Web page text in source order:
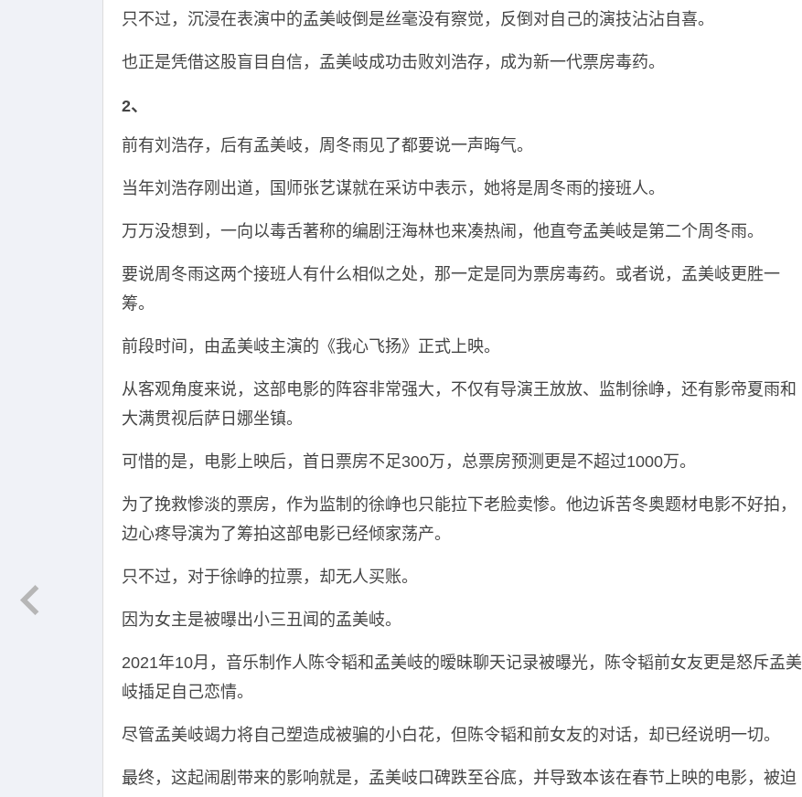
只不过，沉浸在表演中的孟美岐倒是丝毫没有察觉，反倒对自己的演技沾沾自喜。
也正是凭借这股盲目自信，孟美岐成功击败刘浩存，成为新一代票房毒药。
2、
前有刘浩存，后有孟美岐，周冬雨见了都要说一声晦气。
当年刘浩存刚出道，国师张艺谋就在采访中表示，她将是周冬雨的接班人。
万万没想到，一向以毒舌著称的编剧汪海林也来凑热闹，他直夸孟美岐是第二个周冬雨。
要说周冬雨这两个接班人有什么相似之处，那一定是同为票房毒药。或者说，孟美岐更胜一
筹。
前段时间，由孟美岐主演的《我心飞扬》正式上映。
从客观角度来说，这部电影的阵容非常强大，不仅有导演王放放、监制徐峥，还有影帝夏雨和
大满贯视后萨日娜坐镇。
可惜的是，电影上映后，首日票房不足300万，总票房预测更是不超过1000万。
为了挽救惨淡的票房，作为监制的徐峥也只能拉下老脸卖惨。他边诉苦冬奥题材电影不好拍，
边心疼导演为了筹拍这部电影已经倾家荡产。
只不过，对于徐峥的拉票，却无人买账。
因为女主是被曝出小三丑闻的孟美岐。
2021年10月，音乐制作人陈令韬和孟美岐的暧昧聊天记录被曝光，陈令韬前女友更是怒斥孟美
岐插足自己恋情。
尽管孟美岐竭力将自己塑造成被骗的小白花，但陈令韬和前女友的对话，却已经说明一切。
最终，这起闹剧带来的影响就是，孟美岐口碑跌至谷底，并导致本该在春节上映的电影，被迫